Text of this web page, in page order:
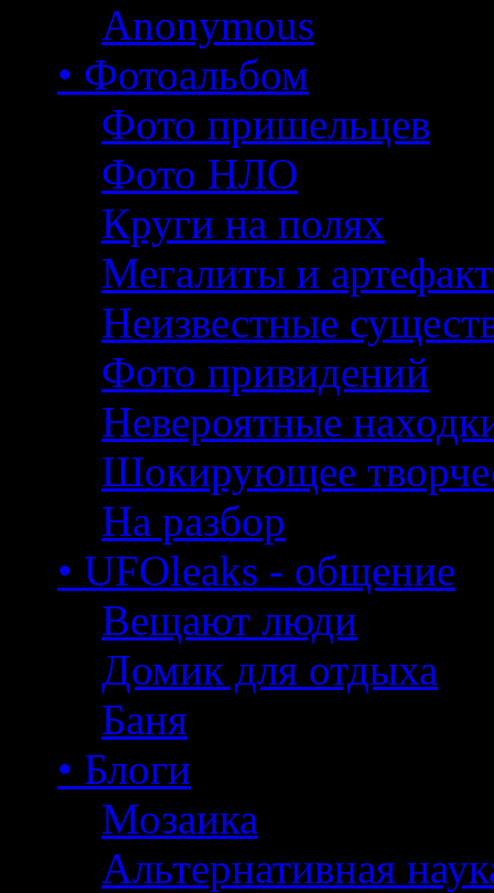
Anonymous
• Фотоальбом
Фото пришельцев
Фото НЛО
Круги на полях
Мегалиты и
Неизвестные
Фото привидений
Невероятные
Шокирующее
На разбор
• UFOleaks - общение
Вещают люди
Домик для отдыха
Баня
• Блоги
Мозаика
Альтернативная